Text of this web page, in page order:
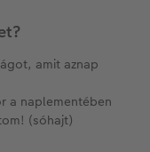
amit aznap
a naplementében
(sóhajt)